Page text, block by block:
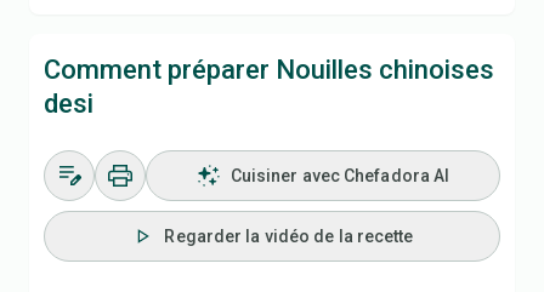
Comment préparer Nouilles chinoises
desi
Cuisiner avec Chefadora AI
Regarder la vidéo de la recette